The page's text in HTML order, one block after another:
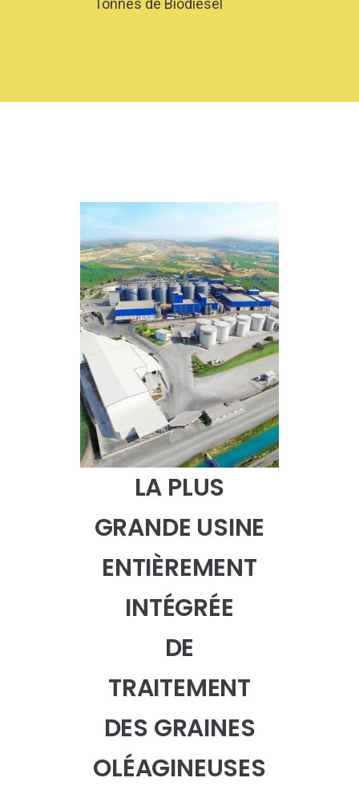
Tonnes de Biodiesel
LA PLUS
GRANDE USINE
ENTIÈREMENT
INTÉGRÉE
DE
TRAITEMENT
DES GRAINES
OLÉAGINEUSES